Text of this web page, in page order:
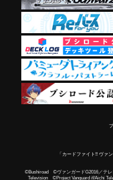
「カードファイト!! ヴァ
©Bushiroad ©ヴァンガードG2016／テ
Television ©Project Vanguard if/Aichi